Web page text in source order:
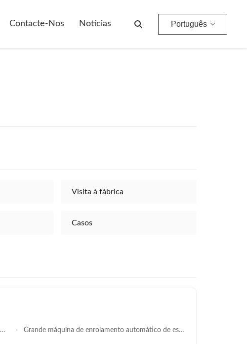
Contacte-Nos Notícias Português
Visita à fábrica
Casos
Grande máquina de enrolamento automático de estator, altura da pilha 60 ∼ 250 mm, equipamento de enrolamento de bobina de servo de vários eixos para grande produção em massa de motor de indução de três fases e motor de bomba